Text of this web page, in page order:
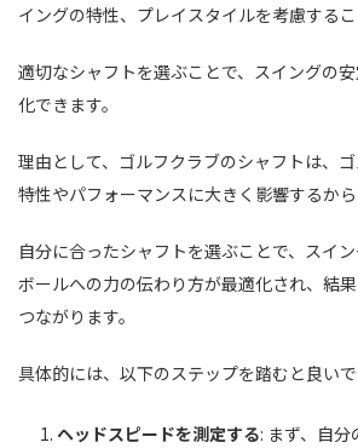
イングの特性、プレイスタイルを考慮するこ
適切なシャフトを選ぶことで、スイングの
化できます。
理由として、ゴルフクラブのシャフトは、
特性やパフォーマンスに大きく影響するから
自分に合ったシャフトを選ぶことで、スイ
ボールへの力の伝わり方が最適化され、結
つながります。
具体的には、以下のステップを踏むと良いで
ヘッドスピードを測定する: まず、自